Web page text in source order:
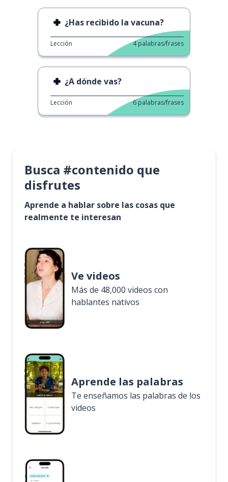
¿Has recibido la vacuna?
Lección 4 palabras/frases
¿A dónde vas?
Lección 6 palabras/frases
Busca #contenido que
disfrutes
Aprende a hablar sobre las cosas que
realmente te interesan
Ve videos
Más de 48,000 videos con
hablantes nativos
Aprende las palabras
Te enseñamos las palabras de los
videos